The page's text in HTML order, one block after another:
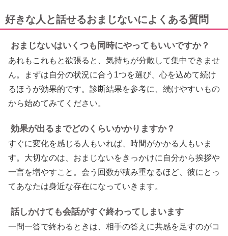
好きな人と話せるおまじないによくある質問
おまじないはいくつも同時にやってもいいですか？
あれもこれもと欲張ると、気持ちが分散して集中できませ
ん。まずは自分の状況に合う1つを選び、心を込めて続け
るほうが効果的です。診断結果を参考に、続けやすいもの
から始めてみてください。
効果が出るまでどのくらいかかりますか？
すぐに変化を感じる人もいれば、時間がかかる人もいま
す。大切なのは、おまじないをきっかけに自分から挨拶や
一言を増やすこと。会う回数が積み重なるほど、彼にとっ
てあなたは身近な存在になっていきます。
話しかけても会話がすぐ終わってしまいます
一問一答で終わるときは、相手の答えに共感を足すのがコ